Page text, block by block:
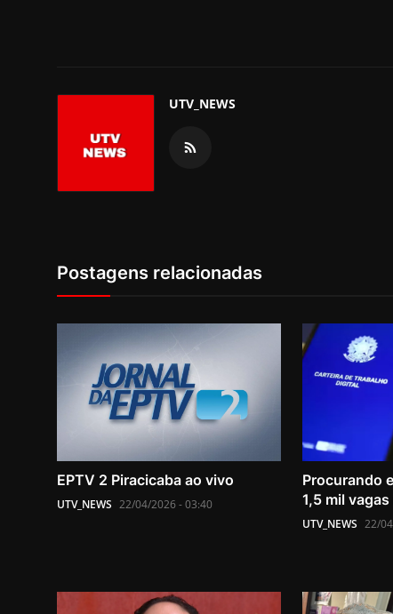
UTV_NEWS
Postagens relacionadas
EPTV 2 Piracicaba ao vivo
UTV_NEWS 22/04/2026 - 03:40
Procurando
1,5 mil
UTV_NEWS 22/